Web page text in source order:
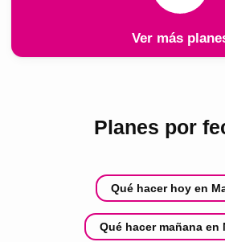
Ver más
Planes por
Qué hacer hoy en
Qué hacer mañana en